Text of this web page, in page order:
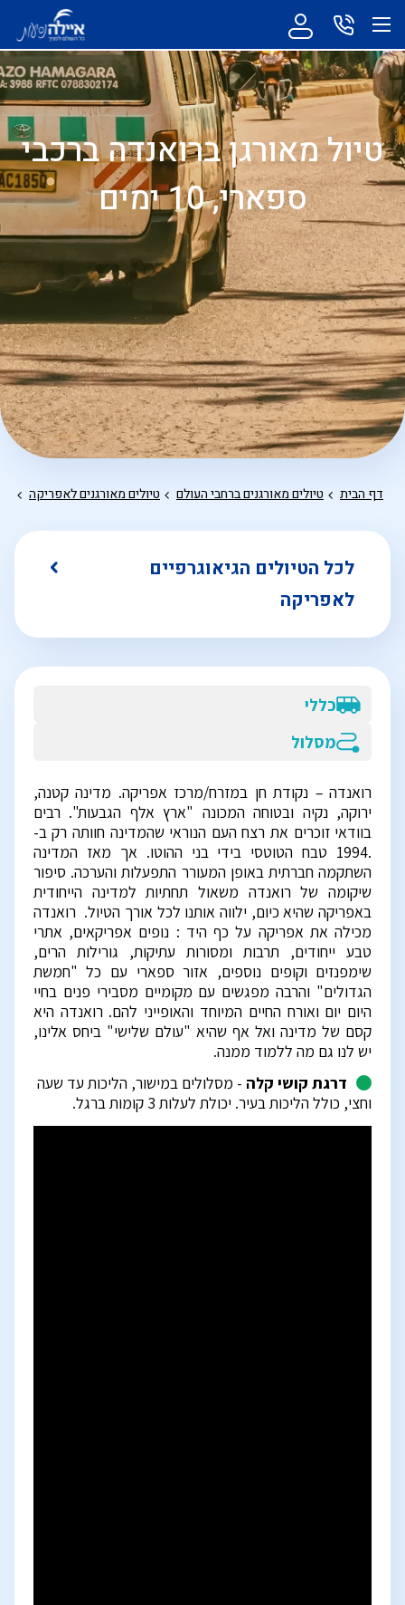
טיול מאורגן ברואנדה ברכבי
ספארי, 10 ימים
דף הבית טיולים מאורגנים ברחבי העולם טיולים מאורגנים לאפריקה
לכל הטיולים הגיאוגרפיים
לאפריקה